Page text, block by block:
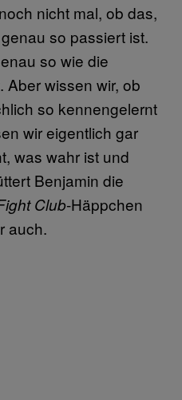
nicht mal, ob das,
so passiert ist.
so wie die
Aber wissen wir, ob
so kennengelernt
wir eigentlich gar
was wahr ist und
Benjamin die
Club-Häppchen
auch.